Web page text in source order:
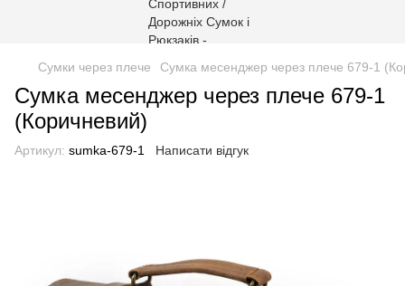
Сумки через плече Сумка месенджер через плече 679-1
Сумка месенджер через плече 679-1
(Коричневий)
Артикул: sumka-679-1 Написати відгук